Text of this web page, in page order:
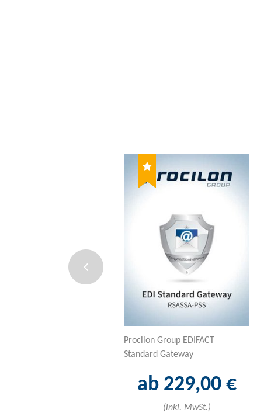
Procilon Group EDIFACT
Standard Gateway
ab 229,00 €
(inkl. MwSt.)